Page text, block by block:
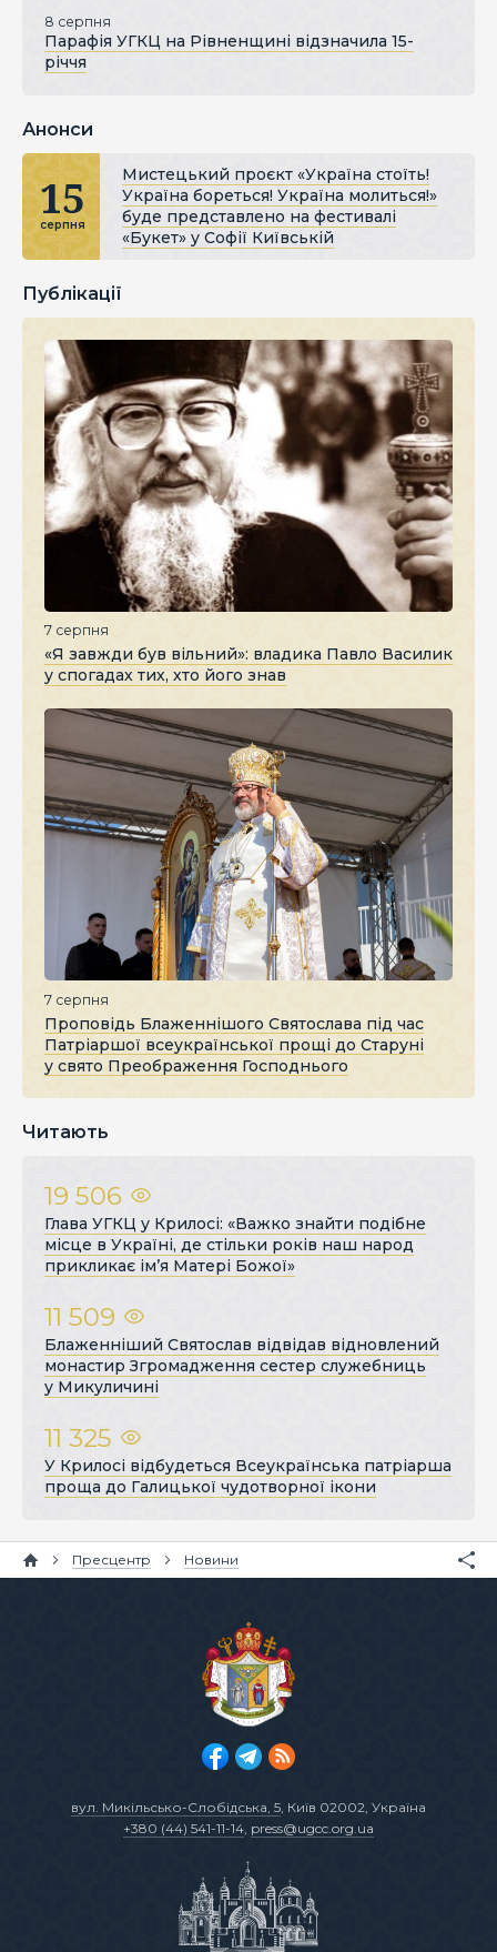
8 серпня
Парафія УГКЦ на Рівненщині відзначила 15-
річчя
Анонси
15
серпня
Мистецький проєкт «Україна стоїть!
Україна бореться! Україна молиться!»
буде представлено на фестивалі
«Букет» у Софії Київській
Публікації
7 серпня
«Я завжди був вільний»: владика Павло Василик
у спогадах тих, хто його знав
7 серпня
Проповідь Блаженнішого Святослава під час
Патріаршої всеукраїнської прощі до Старуні
у свято Преображення Господнього
Читають
19 506
Глава УГКЦ у Крилосі: «Важко знайти подібне
місце в Україні, де стільки років наш народ
прикликає ім’я Матері Божої»
11 509
Блаженніший Святослав відвідав відновлений
монастир Згромадження сестер служебниць
у Микуличині
11 325
У Крилосі відбудеться Всеукраїнська патріарша
проща до Галицької чудотворної ікони
Пресцентр Новини
вул. Микільсько-Слобідська, 5, Київ 02002, Україна
+380 (44) 541-11-14, press@ugcc.org.ua